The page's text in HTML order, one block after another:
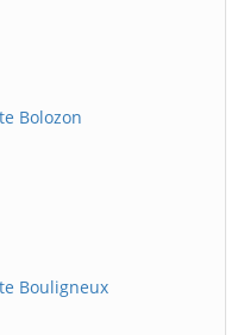
Bolozon
Bouligneux